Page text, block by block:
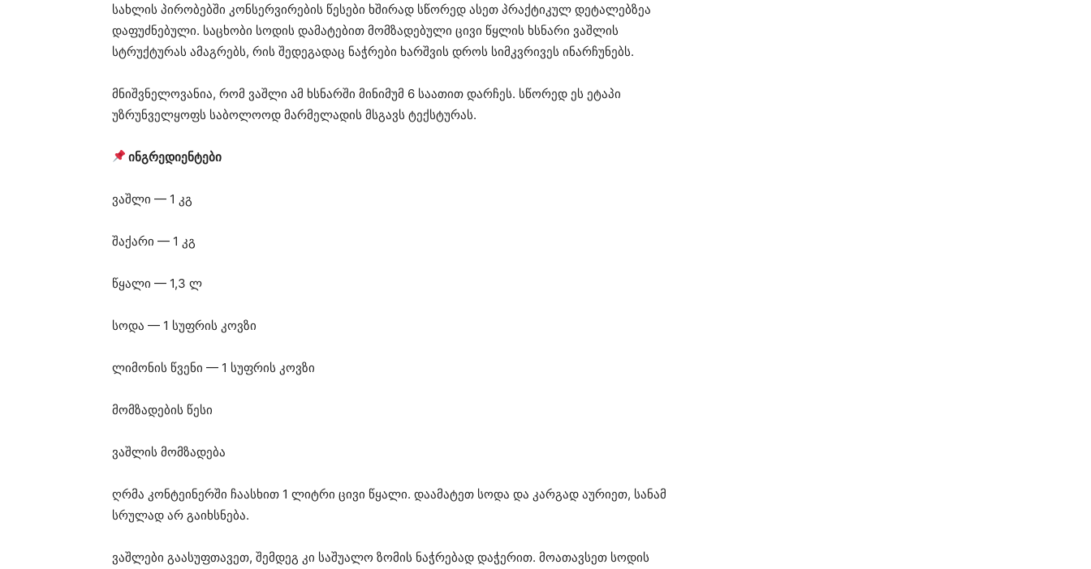
სახლის პირობებში კონსერვირების წესები ხშირად სწორედ ასეთ პრაქტიკულ დეტალებზეა
დაფუძნებული. საცხობი სოდის დამატებით მომზადებული ცივი წყლის ხსნარი ვაშლის
სტრუქტურას ამაგრებს, რის შედეგადაც ნაჭრები ხარშვის დროს სიმკვრივეს ინარჩუნებს.
მნიშვნელოვანია, რომ ვაშლი ამ ხსნარში მინიმუმ 6 საათით დარჩეს. სწორედ ეს ეტაპი
უზრუნველყოფს საბოლოოდ მარმელადის მსგავს ტექსტურას.
ინგრედიენტები
ვაშლი — 1 კგ
შაქარი — 1 კგ
წყალი — 1,3 ლ
სოდა — 1 სუფრის კოვზი
ლიმონის წვენი — 1 სუფრის კოვზი
მომზადების წესი
ვაშლის მომზადება
ღრმა კონტეინერში ჩაასხით 1 ლიტრი ცივი წყალი. დაამატეთ სოდა და კარგად აურიეთ, სანამ
სრულად არ გაიხსნება.
ვაშლები გაასუფთავეთ, შემდეგ კი საშუალო ზომის ნაჭრებად დაჭერით. მოათავსეთ სოდის